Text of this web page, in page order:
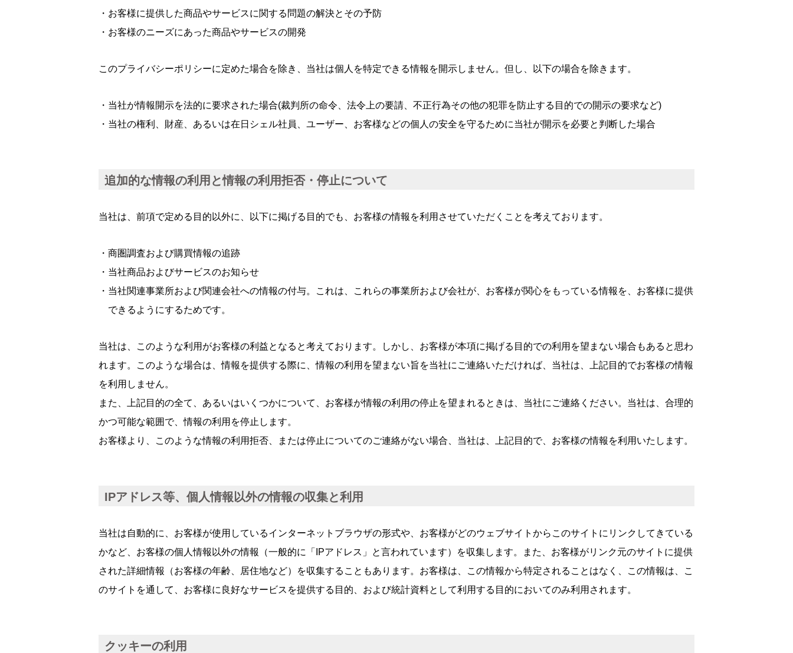
・お客様に提供した商品やサービスに関する問題の解決とその予防
・お客様のニーズにあった商品やサービスの開発
このプライバシーポリシーに定めた場合を除き、当社は個人を特定できる情報を開示しません。但し、以下の場合を除きます。
・当社が情報開示を法的に要求された場合(裁判所の命令、法令上の要請、不正行為その他の犯罪を防止する目的での開示の要求など)
・当社の権利、財産、あるいは在日シェル社員、ユーザー、お客様などの個人の安全を守るために当社が開示を必要と判断した場合
追加的な情報の利用と情報の利用拒否・停止について
当社は、前項で定める目的以外に、以下に掲げる目的でも、お客様の情報を利用させていただくことを考えております。
・商圏調査および購買情報の追跡
・当社商品およびサービスのお知らせ
・当社関連事業所および関連会社への情報の付与。これは、これらの事業所および会社が、お客様が関心をもっている情報を、お客様に提供
できるようにするためです。
当社は、このような利用がお客様の利益となると考えております。しかし、お客様が本項に掲げる目的での利用を望まない場合もあると思わ
れます。このような場合は、情報を提供する際に、情報の利用を望まない旨を当社にご連絡いただければ、当社は、上記目的でお客様の情報
を利用しません。
また、上記目的の全て、あるいはいくつかについて、お客様が情報の利用の停止を望まれるときは、当社にご連絡ください。当社は、合理的
かつ可能な範囲で、情報の利用を停止します。
お客様より、このような情報の利用拒否、または停止についてのご連絡がない場合、当社は、上記目的で、お客様の情報を利用いたします。
IPアドレス等、個人情報以外の情報の収集と利用
当社は自動的に、お客様が使用しているインターネットブラウザの形式や、お客様がどのウェブサイトからこのサイトにリンクしてきている
かなど、お客様の個人情報以外の情報（一般的に「IPアドレス」と言われています）を収集します。また、お客様がリンク元のサイトに提供
された詳細情報（お客様の年齢、居住地など）を収集することもあります。お客様は、この情報から特定されることはなく、この情報は、こ
のサイトを通して、お客様に良好なサービスを提供する目的、および統計資料として利用する目的においてのみ利用されます。
クッキーの利用